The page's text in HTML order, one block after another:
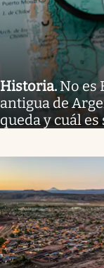
Historia. No es
antigua de
queda y cuál